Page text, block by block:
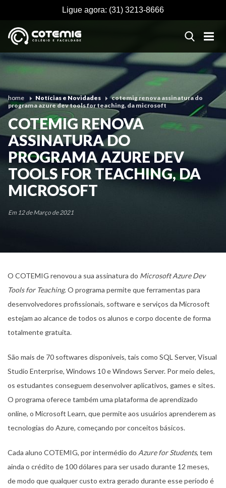
Ligue agora: (31) 3213-8666
home Notícias e Novidades
cotemig renova assinatura do
programa azure dev tools for teaching, da microsoft
COTEMIG RENOVA
ASSINATURA DO
PROGRAMA AZURE DEV
TOOLS FOR TEACHING, DA
MICROSOFT
Em 12 de Março de 2021
O COTEMIG renovou a sua assinatura do Microsoft Azure Dev
Tools for Teaching. O programa permite que ferramentas para
desenvolvedores profissionais, software e serviços da Microsoft
estejam ao alcance de todos os alunos e corpo docente de forma
totalmente gratuita.
São mais de 70 softwares disponíveis, tais como SQL Server, Visual
Studio Enterprise, Windows 10 e Windows Server. Por meio deles,
os estudantes conseguem desenvolver aplicativos, games e sites.
O programa oferece também uma plataforma de aprendizado
online, o Microsoft Learn, que permite aos usuários aprenderem as
tecnologias do Azure, começando por conceitos básicos.
Cada aluno COTEMIG, por intermédio do Azure for Students, tem
ainda o crédito de 100 dólares para ser usado durante 12 meses,
de modo que qualquer custo extra gerado durante esse período é